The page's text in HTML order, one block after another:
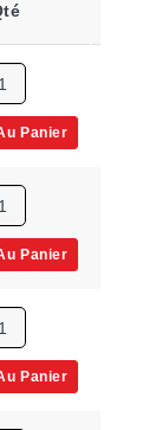
Panier
Panier
Panier